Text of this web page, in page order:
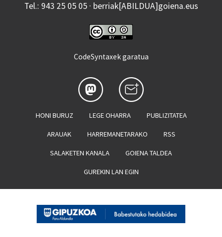
Tel.: 943 25 05 05 · berriak[ABILDUA]goiena.eus
CodeSyntaxek garatua
HONI BURUZ LEGE OHARRA PUBLIZITATEA
ARAUAK HARREMANETARAKO RSS
SALAKETEN KANALA GOIENA TALDEA
GUREKIN LAN EGIN